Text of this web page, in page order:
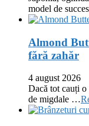
model de
Almond
fără zahăr
4 august 2026
Dacă tot cauți o
de migdale …